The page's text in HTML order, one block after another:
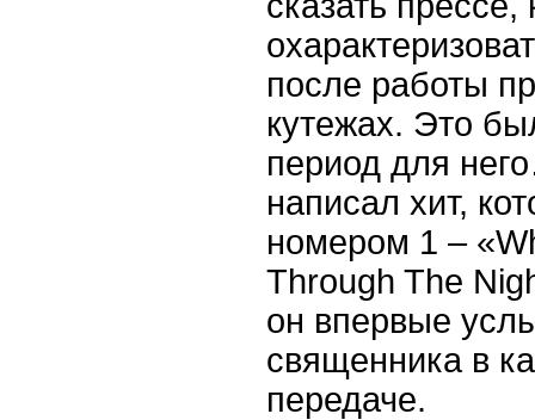
после работы
кутежах. Это
период для
написал хит,
номером 1 – «
Through The
он впервые
священника в
передаче.